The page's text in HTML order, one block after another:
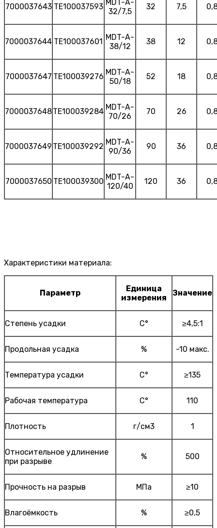
7000037643 TE100037593 MDT-A-
32/7,5
32 7,5
7000037644 TE100037601 MDT-A-
38/12
38 12
7000037647 TE100039276 MDT-A-
50/18
52 18
7000037648TE100039284 MDT-A-
70/26
70 26
7000037649 TE100039292 MDT-A-
90/36
90 36
7000037650 TE100039300 MDT-A-
120/40
120 36
Характеристики материала:
Параметр
Единица
измерения
Значение
Степень усадки С° ≥4,5:1
Продольная усадка % -10 макс.
Температура усадки С° ≥135
Рабочая температура С° 110
Плотность г/см3 1
Относительное удлинение
при разрыве
% 500
Прочность на разрыв МПа ≥10
Влагоёмкость % ≥0,5